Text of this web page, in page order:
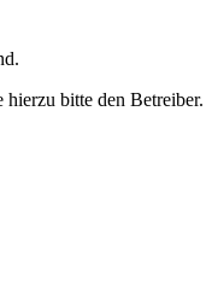
bitte den Betreiber.